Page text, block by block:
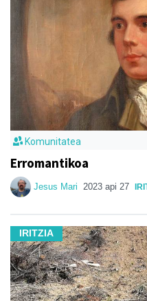
Komunitatea
Erromantikoa
Jesus Mari 2023 api 27
IRITZIA